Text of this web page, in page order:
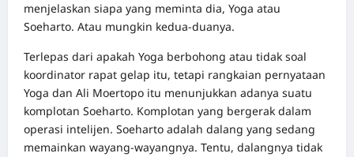
menjelaskan siapa yang meminta dia, Yoga atau
Soeharto. Atau mungkin kedua-duanya.
Terlepas dari apakah Yoga berbohong atau tidak soal
koordinator rapat gelap itu, tetapi rangkaian pernyataan
Yoga dan Ali Moertopo itu menunjukkan adanya suatu
komplotan Soeharto. Komplotan yang bergerak dalam
operasi intelijen. Soeharto adalah dalang yang sedang
memainkan wayang-wayangnya. Tentu, dalangnya tidak